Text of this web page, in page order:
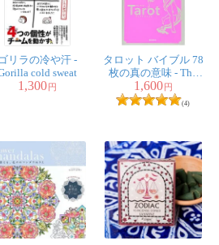
リラの冷や汗 -
cold sweat
1,300円
タロット バイブル 78
枚の真の意味 - The
true meaning of 78
tarot bibles
1,600円
(4)